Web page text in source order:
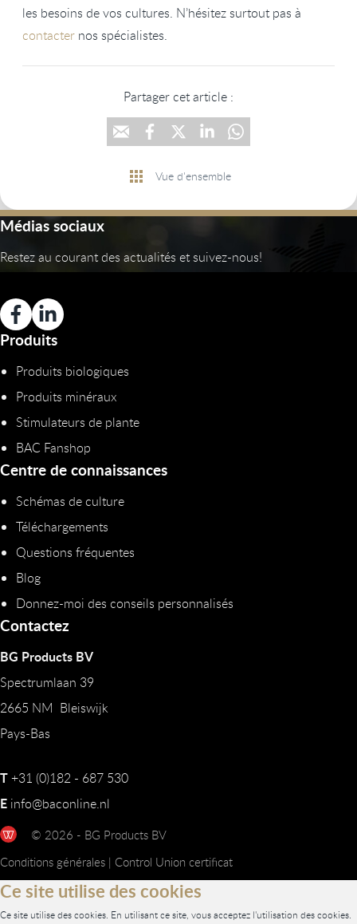
les besoins de vos cultures. N’hésitez surtout pas à
contacter nos spécialistes.
Partager cet article :
Vue d'ensemble
Médias sociaux
Restez au courant des actualités et suivez-nous!
Produits
Produits biologiques
Produits minéraux
Stimulateurs de plante
BAC Fanshop
Centre de connaissances
Schémas de culture
Téléchargements
Questions fréquentes
Blog
Donnez-moi des conseils personnalisés
Contactez
BG Products BV
Spectrumlaan 39
2665 NM Bleiswijk
Pays-Bas
T+31 (0)182 - 687 530
E info@baconline.nl
© 2026 - BG Products BV
Conditions générales | Control Union certificat
Ce site utilise des cookies
Ce site utilise des cookies. En utilisant ce site, vous acceptez l'utilisation des cookies.